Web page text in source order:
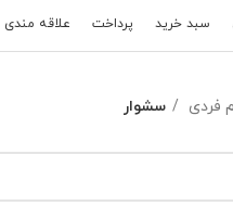
سبد خرید پرداخت علاقه مندی
فردی سشوار